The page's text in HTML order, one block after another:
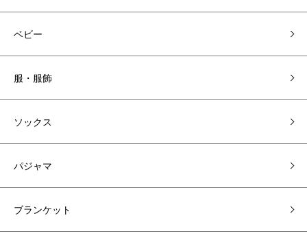
ベビー
服・服飾
ソックス
パジャマ
ブランケット